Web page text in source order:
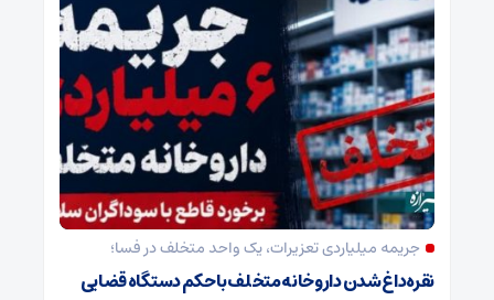
جریمه میلیاردی تعزیرات، یک واحد متخلف در فسا؛
نقره‌داغ شدن داروخانه متخلف با حکم دستگاه قضایی